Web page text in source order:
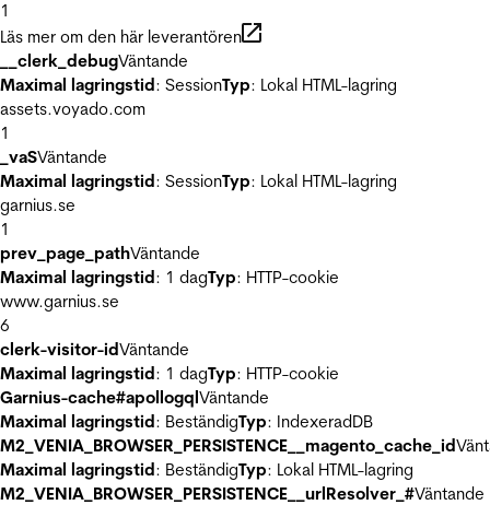
1
Läs mer om den här leverantören
__clerk_debugVäntande
Maximal lagringstid: SessionTyp: Lokal HTML-lagring
assets.voyado.com
1
_vaSVäntande
Maximal lagringstid: SessionTyp: Lokal HTML-lagring
garnius.se
1
prev_page_pathVäntande
Maximal lagringstid: 1 dagTyp: HTTP-cookie
www.garnius.se
6
clerk-visitor-idVäntande
Maximal lagringstid: 1 dagTyp: HTTP-cookie
Garnius-cache#apollogqlVäntande
Maximal lagringstid: BeständigTyp: IndexeradDB
M2_VENIA_BROWSER_PERSISTENCE__magento_cache_id
Maximal lagringstid: BeständigTyp: Lokal HTML-lagring
M2_VENIA_BROWSER_PERSISTENCE__urlResolver_#Väntande